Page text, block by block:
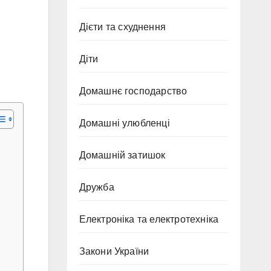
Дієти та схуднення
Діти
Домашнє господарство
Домашні улюбленці
Домашній затишок
Дружба
Електроніка та електротехніка
Закони України